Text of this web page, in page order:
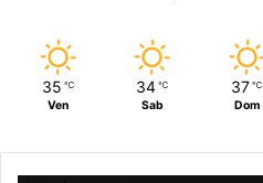
35 ℃
Ven
34 ℃
Sab
37 ℃
Dom